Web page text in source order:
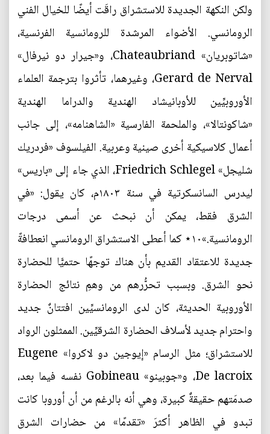
ولكن النكهة الجديدة للاستشراق راقَت أيضًا للخيال الفني
الرومانسي. الأضواء المرشدة للرومانسية الفرنسية،
«شاتوبریان» Chateaubriand، و«جيرار دو نيرفال»
Gerard de Nerval، وغيرهما، تأثروا بترجمة العلماء
الأوروبيِّين للأوبانیشاد الهندية والدراما الهندية
«شاكونتالا»، والملحمة الفارسية «الشاهنامه»، إلى جانب
أعمال كلاسيكية أخرى صينية وعربية. الفيلسوف «فردريك
شليجل» Friedrich Schlegel، الذي جاء إلى «باريس»
ليدرس السانسكرتية في سنة ۱۸۰۳م، كان يقول: «في
الشرق فقط، يمكن أن نبحث عن أسمى درجات
الرومانسية.»١٠⋆ كما أعطى الاستشراق الرومانسي انعطافةً
جديدة للاعتقاد القديم بأن هناك توجهًا حتميًّا للحضارة
نحو الشرق. وبسبب تحرُّرهم من وهمِ نتائج الحضارة
الأوروبية الحديثة، كان لدى الرومانسيِّين افتتانٌ جديد
واحترام جديد لأسلاف الحضارة الشرقيِّين. الممثلون الرواد
للاستشراق؛ مثل الرسام «إيوجين دو لاكروا» Eugene
De lacroix، و«جوبينو» Gobineau نفسه فيما بعد،
صدمَتهم حقيقةٌ كبيرة، وهي أنه بالرغم من أن أوروبا كانت
تبدو في الظاهر أكثرَ «تقدمًا» من حضارات الشرق